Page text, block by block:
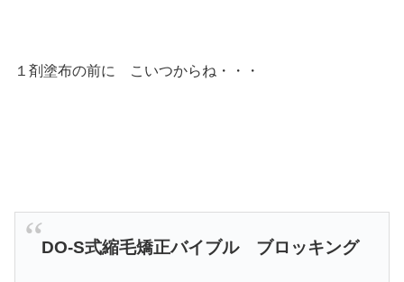
１剤塗布の前に こいつからね・・・
DO-S式縮毛矯正バイブル ブロッキング